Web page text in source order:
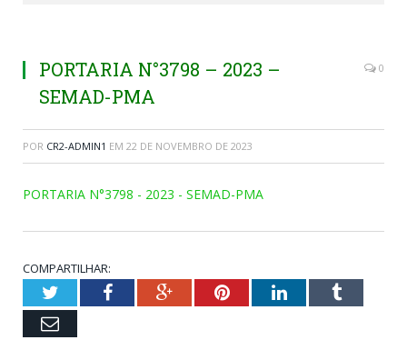
PORTARIA N°3798 – 2023 –
SEMAD-PMA
0
POR CR2-ADMIN1 EM 22 DE NOVEMBRO DE 2023
PORTARIA N°3798 - 2023 - SEMAD-PMA
COMPARTILHAR:
TwitterFacebookGoogle+PinterestLinkedInTumblr
Email